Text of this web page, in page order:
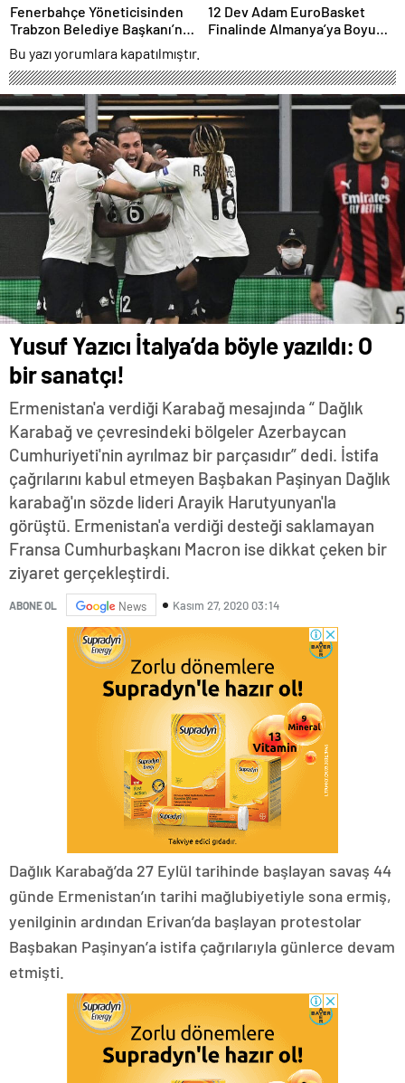
Hedefler
Fenerbahçe Yöneticisinden
Trabzon Belediye Başkanı’na
Sert Sözler: Gerginlik
Tırmanıyor
12 Dev Adam EuroBasket
Finalinde Almanya’ya Boyun
Bu yazı yorumlara kapatılmıştır.
Yusuf Yazıcı İtalya’da böyle yazıldı: O
bir sanatçı!
Ermenistan'a verdiği Karabağ mesajında “ Dağlık
Karabağ ve çevresindeki bölgeler Azerbaycan
Cumhuriyeti'nin ayrılmaz bir parçasıdır” dedi. İstifa
çağrılarını kabul etmeyen Başbakan Paşinyan Dağlık
karabağ'ın sözde lideri Arayik Harutyunyan'la
görüştü. Ermenistan'a verdiği desteği saklamayan
Fransa Cumhurbaşkanı Macron ise dikkat çeken bir
ziyaret gerçekleştirdi.
ABONE OL News Kasım 27, 2020 03:14
Dağlık Karabağ’da 27 Eylül tarihinde başlayan savaş 44
günde Ermenistan’ın tarihi mağlubiyetiyle sona ermiş,
yenilginin ardından Erivan’da başlayan protestolar
Başbakan Paşinyan’a istifa çağrılarıyla günlerce devam
etmişti.